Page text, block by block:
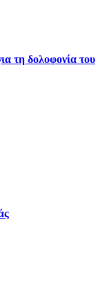
τη δολοφονία του